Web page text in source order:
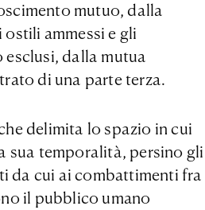
mutuo, dalla
ammessi e gli
dalla mutua
di una parte terza.
delimita lo spazio in cui
sua temporalità, persino gli
da cui ai combattimenti fra
il pubblico umano